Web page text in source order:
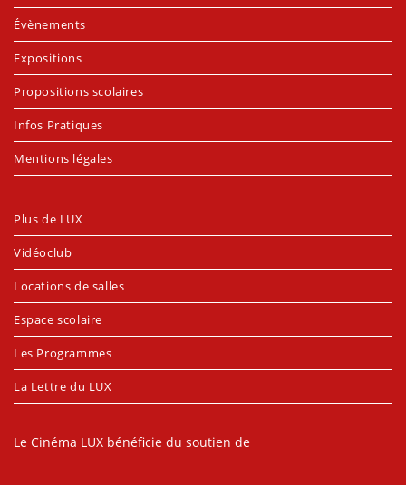
Évènements
Expositions
Propositions scolaires
Infos Pratiques
Mentions légales
Plus de LUX
Vidéoclub
Locations de salles
Espace scolaire
Les Programmes
La Lettre du LUX
Le Cinéma LUX bénéficie du soutien de